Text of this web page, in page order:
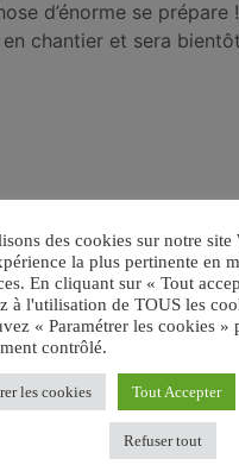
d’énorme se
en chantier et sera
vous
votre guide
savoir comment bien
? Inscrivez-vous pour
LE BARF EN PDF
des cookies sur notre site
la plus pertinente en
En cliquant sur « Tout
à l'utilisation de TOUS les
« Paramétrer les cookies »
contrôlé.
les cookies Tout Accepter
Refuser tout